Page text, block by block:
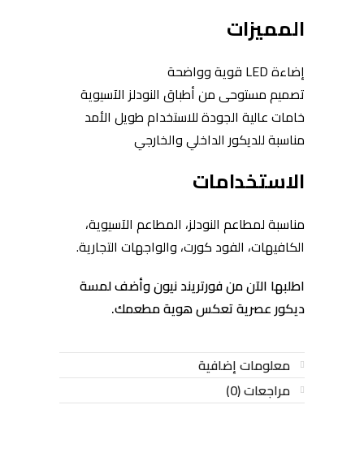
المميزات
إضاءة LED قوية وواضحة
تصميم مستوحى من أطباق النودلز الآسيوية
خامات عالية الجودة للاستخدام طويل الأمد
مناسبة للديكور الداخلي والخارجي
الاستخدامات
مناسبة لمطاعم النودلز، المطاعم الآسيوية،
الكافيهات، الفود كورت، والواجهات التجارية.
اطلبها الآن من فورتريند نيون وأضف لمسة
ديكور عصرية تعكس هوية مطعمك.
معلومات إضافية
مراجعات (0)